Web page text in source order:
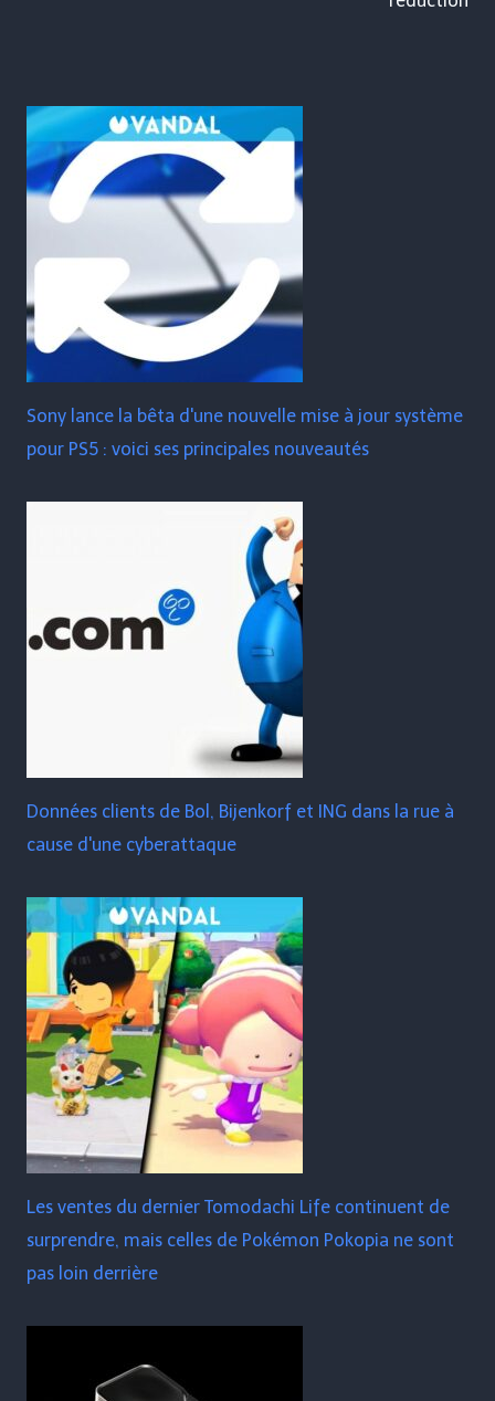
Sony lance la bêta d'une nouvelle mise à jour système
pour PS5 : voici ses principales nouveautés
Données clients de Bol, Bijenkorf et ING dans la rue à
cause d'une cyberattaque
Les ventes du dernier Tomodachi Life continuent de
surprendre, mais celles de Pokémon Pokopia ne sont
pas loin derrière